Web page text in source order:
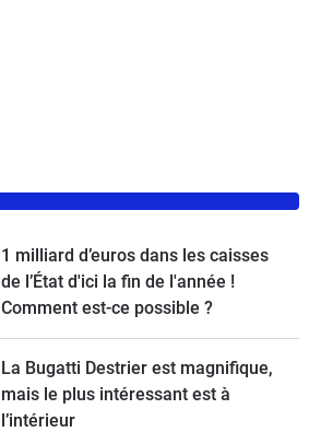
1 milliard d’euros dans les caisses
de l’État d'ici la fin de l'année !
Comment est-ce possible ?
La Bugatti Destrier est magnifique,
mais le plus intéressant est à
l’intérieur